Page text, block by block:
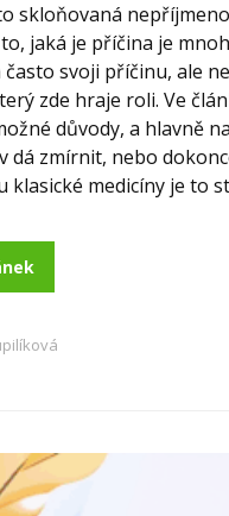
skloňovaná
jaká je příčina je
často svoji příčinu, ale
zde hraje roli. Ve
důvody, a hlavně
dá zmírnit, nebo
klasické medicíny je to